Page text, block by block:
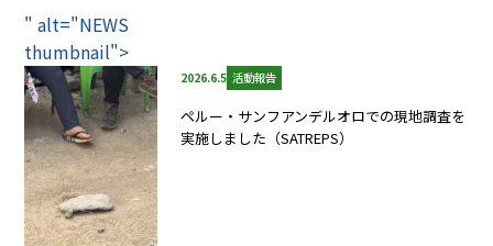
" alt="NEWS
thumbnail">
2026.6.5 活動報告
ペルー・サンフアンデルオロでの現地調査を
実施しました（SATREPS）